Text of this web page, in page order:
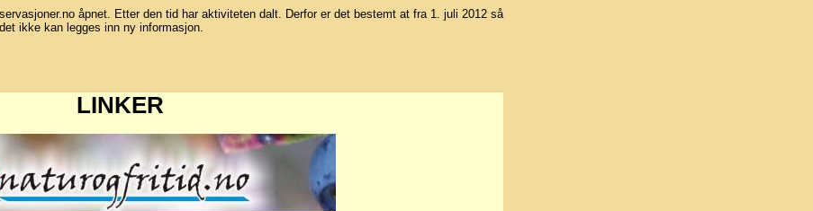
åpnet. Etter den tid har aktiviteten dalt. Derfor er det bestemt at fra 1. juli 2012 så
ikke kan legges inn ny informasjon.
LINKER